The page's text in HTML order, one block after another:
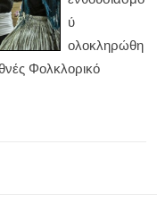
ύ
ολοκληρώθη
Φολκλορικό